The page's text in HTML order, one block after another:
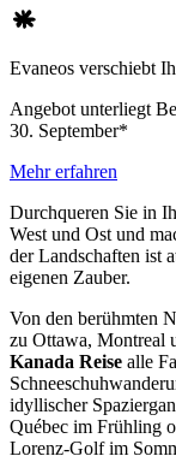
Evaneos verschiebt
Angebot unterliegt
30. September*
Mehr erfahren
Durchqueren Sie in
West und Ost und
der Landschaften ist
eigenen Zauber.
Von den berühmten
zu Ottawa, Montreal
Kanada Reise alle
idyllischer
Québec im Frühling
Lorenz-Golf im